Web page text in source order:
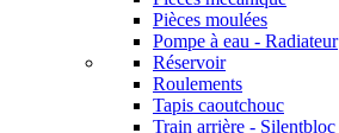
Pièces moulées
Pompe à eau - Radiateur
Réservoir
Roulements
Tapis caoutchouc
Train arrière - Silentbloc